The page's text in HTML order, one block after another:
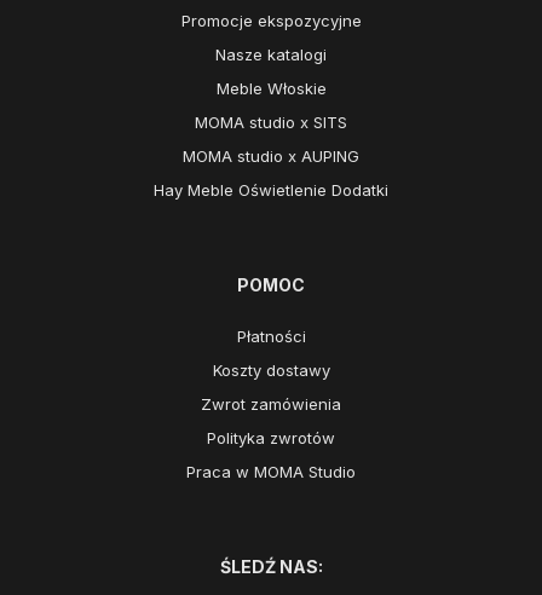
Promocje ekspozycyjne
Nasze katalogi
Meble Włoskie
MOMA studio x SITS
MOMA studio x AUPING
Hay Meble Oświetlenie Dodatki
POMOC
Płatności
Koszty dostawy
Zwrot zamówienia
Polityka zwrotów
Praca w MOMA Studio
ŚLEDŹ NAS: